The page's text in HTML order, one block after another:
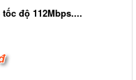
tốc độ 112Mbps....